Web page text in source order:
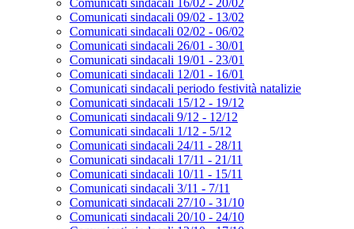
Comunicati sindacali 16/02 - 20/02
Comunicati sindacali 09/02 - 13/02
Comunicati sindacali 02/02 - 06/02
Comunicati sindacali 26/01 - 30/01
Comunicati sindacali 19/01 - 23/01
Comunicati sindacali 12/01 - 16/01
Comunicati sindacali periodo festività natalizie
Comunicati sindacali 15/12 - 19/12
Comunicati sindacali 9/12 - 12/12
Comunicati sindacali 1/12 - 5/12
Comunicati sindacali 24/11 - 28/11
Comunicati sindacali 17/11 - 21/11
Comunicati sindacali 10/11 - 15/11
Comunicati sindacali 3/11 - 7/11
Comunicati sindacali 27/10 - 31/10
Comunicati sindacali 20/10 - 24/10